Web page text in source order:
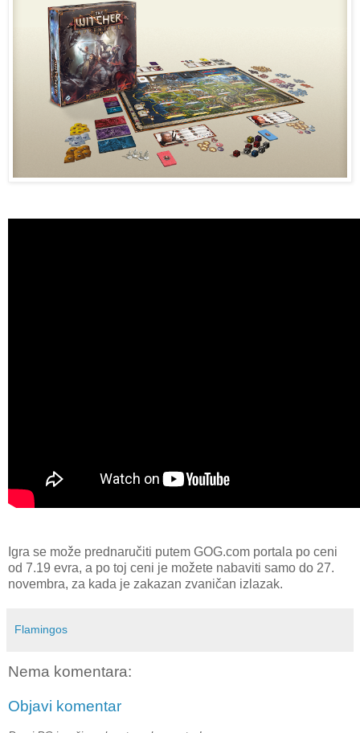
Igra se može prednaručiti putem GOG.com portala po ceni
od 7.19 evra, a po toj ceni je možete nabaviti samo do 27.
novembra, za kada je zakazan zvaničan izlazak.
Flamingos
Nema komentara:
Objavi komentar